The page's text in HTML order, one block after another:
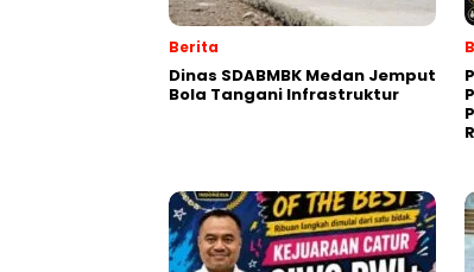
Berita
Dinas SDABMBK Medan Jemput
Bola Tangani Infrastruktur